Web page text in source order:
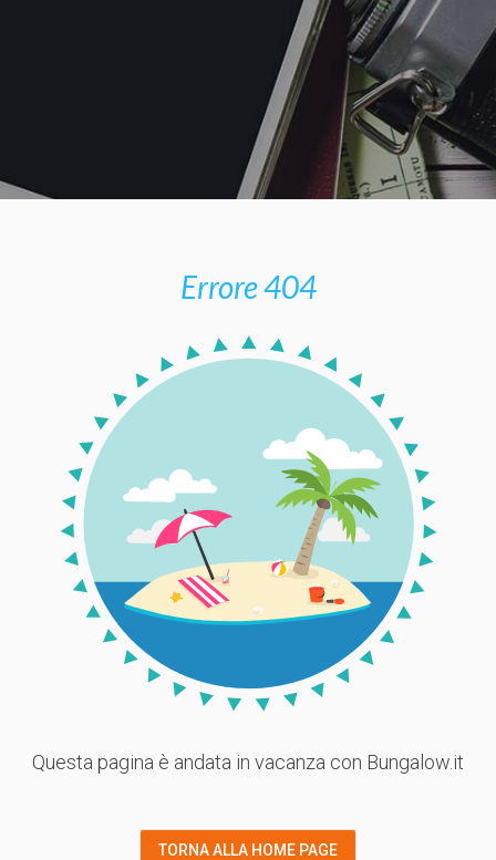
Errore 404
Questa pagina è andata in vacanza con Bungalow.it
TORNA ALLA HOME PAGE